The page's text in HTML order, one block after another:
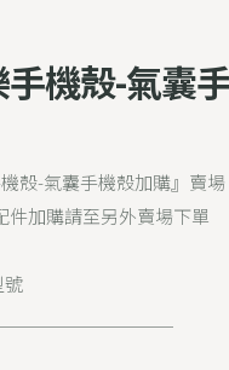
機殼-氣囊
殼-氣囊手機殼加購』賣場
件加購請至另外賣場下單
號